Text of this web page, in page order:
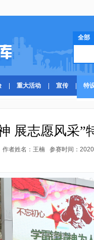
全部
重大活动 宣传 特
展志愿风采”
作者姓名：王楠 参赛时间：